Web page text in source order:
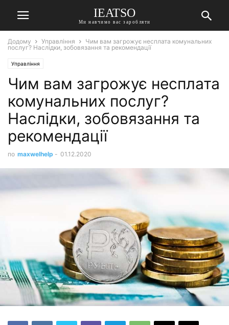
IEATSO
Ми навчимо вас заробляти
Додому Управління
Чим вам загрожує несплата комунальних
послуг? Наслідки, зобовязання та рекомендації
Управління
Чим вам загрожує несплата
комунальних послуг?
Наслідки, зобовязання та
рекомендації
по maxwelhelp - 01.12.2020